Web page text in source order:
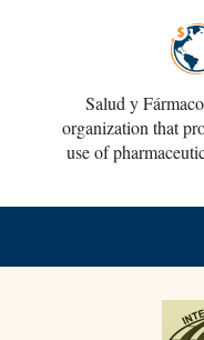
Salud y
organization that
use of